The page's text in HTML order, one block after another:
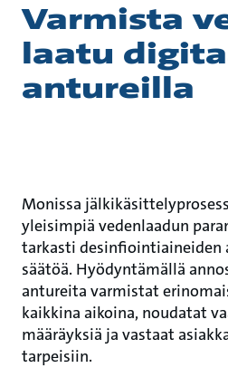
Varmista
laatu
antureilla
Monissa
yleisimpiä vedenlaadun
tarkasti desinfiointiaineiden
säätöä. Hyödyntämällä
antureita varmistat
kaikkina aikoina, noudatat
määräyksiä ja vastaat
tarpeisiin.